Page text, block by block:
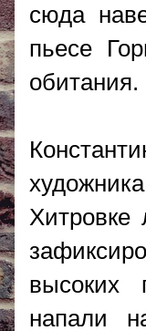
сюда
пьесе
обитания.
Хитровке
высоких
напали